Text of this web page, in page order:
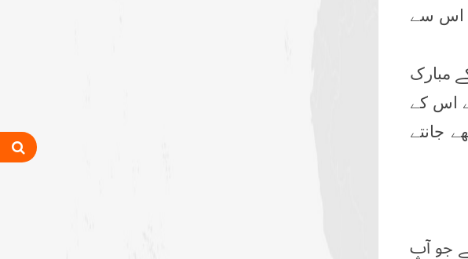
اس سے
مبارک
اس کے
جانتے
جو آپ